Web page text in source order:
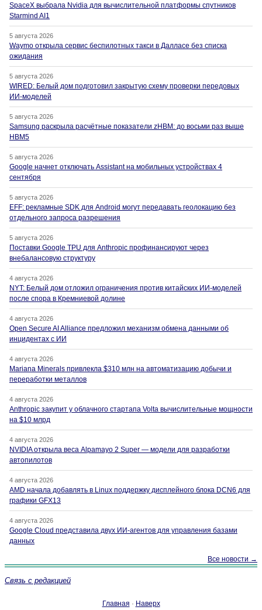
SpaceX выбрала Nvidia для вычислительной платформы спутников
Starmind AI1
5 августа 2026
Waymo открыла сервис беспилотных такси в Далласе без списка
ожидания
5 августа 2026
WIRED: Белый дом подготовил закрытую схему проверки передовых
ИИ-моделей
5 августа 2026
Samsung раскрыла расчётные показатели zHBM: до восьми раз выше
HBM5
5 августа 2026
Google начнет отключать Assistant на мобильных устройствах 4
сентября
5 августа 2026
EFF: рекламные SDK для Android могут передавать геолокацию без
отдельного запроса разрешения
5 августа 2026
Поставки Google TPU для Anthropic профинансируют через
внебалансовую структуру
4 августа 2026
NYT: Белый дом отложил ограничения против китайских ИИ-моделей
после спора в Кремниевой долине
4 августа 2026
Open Secure AI Alliance предложил механизм обмена данными об
инцидентах с ИИ
4 августа 2026
Mariana Minerals привлекла $310 млн на автоматизацию добычи и
переработки металлов
4 августа 2026
Anthropic закупит у облачного стартапа Volta вычислительные мощности
на $10 млрд
4 августа 2026
NVIDIA открыла веса Alpamayo 2 Super — модели для разработки
автопилотов
4 августа 2026
AMD начала добавлять в Linux поддержку дисплейного блока DCN6 для
графики GFX13
4 августа 2026
Google Cloud представила двух ИИ-агентов для управления базами
данных
Все новости →
Связь с редакцией
Главная · Наверх